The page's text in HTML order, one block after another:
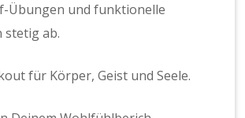
Übungen und funktionelle
ab.
für Körper, Geist und Seele.